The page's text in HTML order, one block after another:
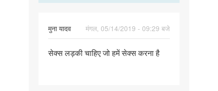
मुना यादव
मंगल, 05/14/2019 - 09:29 बजे
सेक्स
सेक्स लड़की चाहिए जो हमें सेक्स करना है